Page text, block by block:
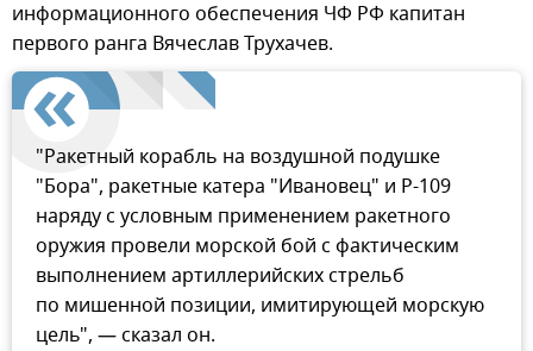
информационного обеспечения ЧФ РФ капитан
первого ранга Вячеслав Трухачев.
"Ракетный корабль на воздушной подушке
"Бора", ракетные катера "Ивановец" и Р-109
наряду с условным применением ракетного
оружия провели морской бой с фактическим
выполнением артиллерийских стрельб
по мишенной позиции, имитирующей морскую
цель", — сказал он.